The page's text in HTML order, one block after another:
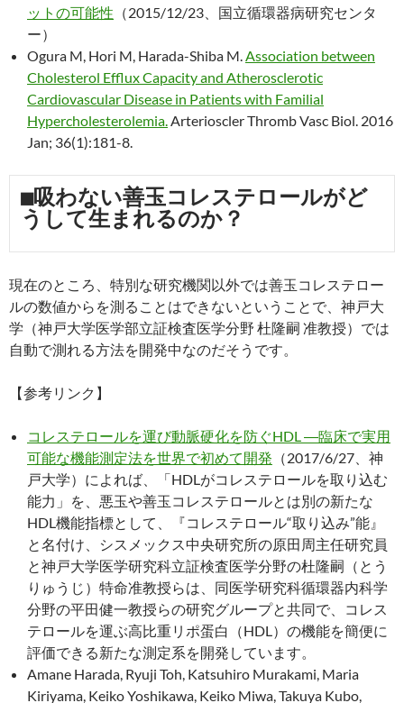
ットの可能性 （2015/12/23、国立循環器病研究センタ
ー）
Ogura M, Hori M, Harada-Shiba M.Association between
Cholesterol Efflux Capacity and Atherosclerotic
Cardiovascular Disease in Patients with Familial
Hypercholesterolemia.Arterioscler Thromb Vasc Biol. 2016
Jan; 36(1):181-8.
■吸わない善玉コレステロールがど
うして生まれるのか？
現在のところ、特別な研究機関以外では善玉コレステロー
ルの数値からを測ることはできないということで、神戸大
学（神戸大学医学部立証検査医学分野 杜隆嗣 准教授）では
自動で測れる方法を開発中なのだそうです。
【参考リンク】
コレステロールを運び動脈硬化を防ぐHDL ―臨床で実用
可能な機能測定法を世界で初めて開発 （2017/6/27、神
戸大学）によれば、「HDLがコレステロールを取り込む
能力」を、悪玉や善玉コレステロールとは別の新たな
HDL機能指標として、『コレステロール“取り込み”能』
と名付け、シスメックス中央研究所の原田周主任研究員
と神戸大学医学研究科立証検査医学分野の杜隆嗣（とう
りゅうじ）特命准教授らは、同医学研究科循環器内科学
分野の平田健一教授らの研究グループと共同で、コレス
テロールを運ぶ高比重リポ蛋白（HDL）の機能を簡便に
評価できる新たな測定系を開発しています。
Amane Harada, Ryuji Toh, Katsuhiro Murakami, Maria
Kiriyama, Keiko Yoshikawa, Keiko Miwa, Takuya Kubo,